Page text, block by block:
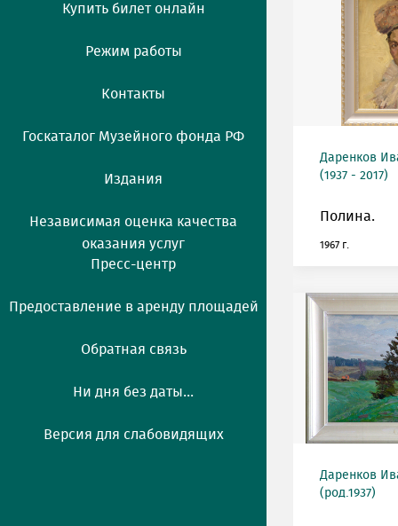
Купить билет онлайн
Режим работы
Контакты
Госкаталог Музейного фонда РФ
Издания
Независимая оценка качества
оказания услуг
Пресс-центр
Предоставление в аренду площадей
Обратная связь
Ни дня без даты...
Версия для слабовидящих
Даренков
(1937 - 2017)
Полина.
1967 г.
Даренков
(род.1937)